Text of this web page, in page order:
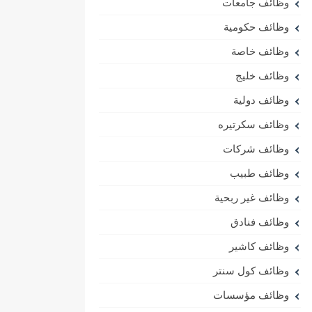
وظائف جامعات
وظائف حكومية
وظائف خاصة
وظائف خليج
وظائف دولية
وظائف سكرتيره
وظائف شركات
وظائف طبيب
وظائف غير ربحية
وظائف فنادق
وظائف كاشير
وظائف كول سنتر
وظائف مؤسسات